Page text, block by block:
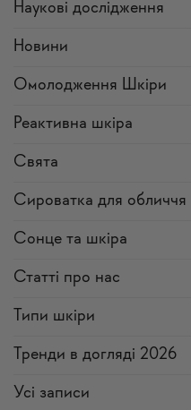
Наукові дослідження
Новини
Омолодження Шкіри
Реактивна шкіра
Свята
Сироватка для обличчя
Сонце та шкіра
Статті про нас
Типи шкіри
Тренди в догляді 2026
Усi записи